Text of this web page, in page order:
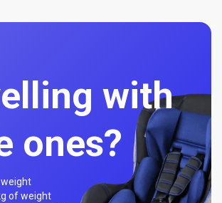
with
ones?
of weight